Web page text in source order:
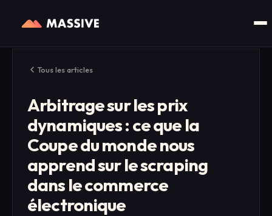
Tous les articles
Arbitrage sur les prix
dynamiques : ce que la
Coupe du monde nous
apprend sur le scraping
dans le commerce
électronique